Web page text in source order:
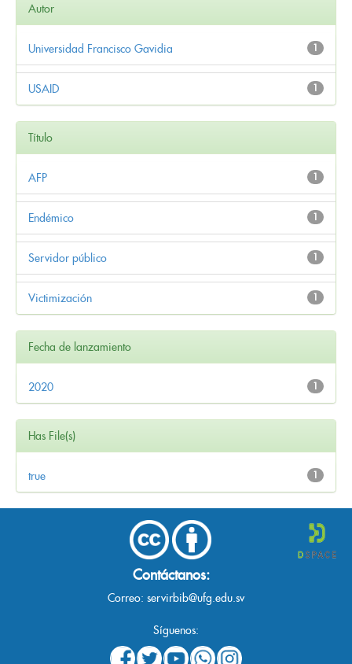
Autor
1
Universidad Francisco Gavidia
1
USAID
Título
1
AFP
1
Endémico
1
Servidor público
1
Victimización
Fecha de lanzamiento
1
2020
Has File(s)
1
true
Contáctanos:
Correo: servirbib@ufg.edu.sv
Síguenos: